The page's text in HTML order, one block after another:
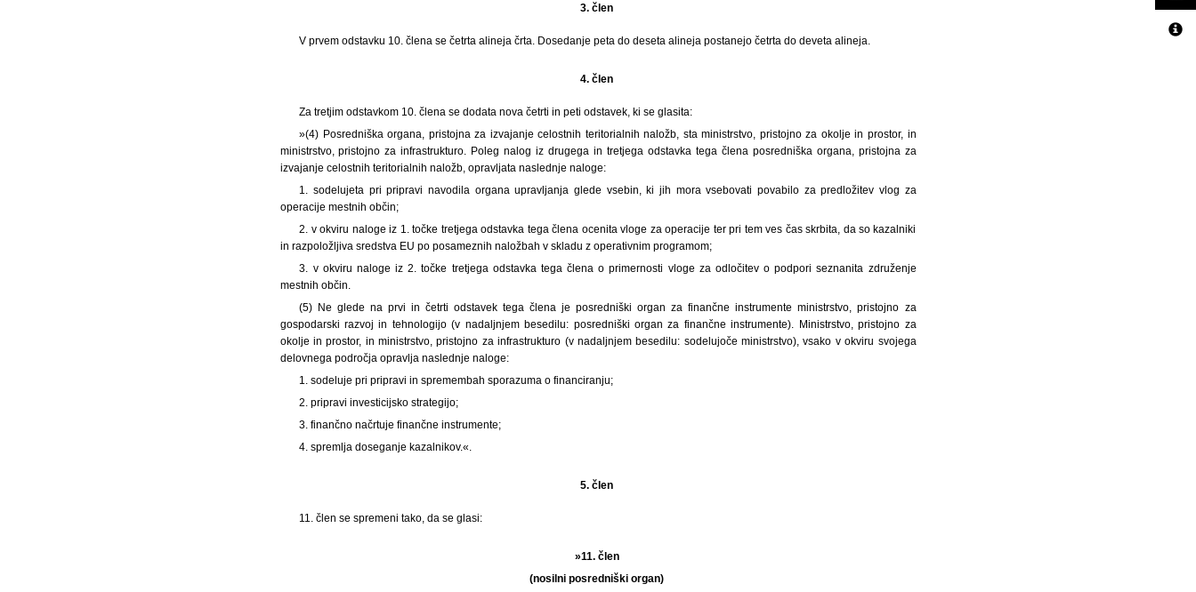
3. člen
V prvem odstavku 10. člena se četrta alineja črta. Dosedanje peta do deseta alineja postanejo četrta do deveta alineja.
4. člen
Za tretjim odstavkom 10. člena se dodata nova četrti in peti odstavek, ki se glasita:
»(4) Posredniška organa, pristojna za izvajanje celostnih teritorialnih naložb, sta ministrstvo, pristojno za okolje in prostor, in
ministrstvo, pristojno za infrastrukturo. Poleg nalog iz drugega in tretjega odstavka tega člena posredniška organa, pristojna za
izvajanje celostnih teritorialnih naložb, opravljata naslednje naloge:
1. sodelujeta pri pripravi navodila organa upravljanja glede vsebin, ki jih mora vsebovati povabilo za predložitev vlog za
operacije mestnih občin;
2. v okviru naloge iz 1. točke tretjega odstavka tega člena ocenita vloge za operacije ter pri tem ves čas skrbita, da so kazalniki
in razpoložljiva sredstva EU po posameznih naložbah v skladu z operativnim programom;
3. v okviru naloge iz 2. točke tretjega odstavka tega člena o primernosti vloge za odločitev o podpori seznanita združenje
mestnih občin.
(5) Ne glede na prvi in četrti odstavek tega člena je posredniški organ za finančne instrumente ministrstvo, pristojno za
gospodarski razvoj in tehnologijo (v nadaljnjem besedilu: posredniški organ za finančne instrumente). Ministrstvo, pristojno za
okolje in prostor, in ministrstvo, pristojno za infrastrukturo (v nadaljnjem besedilu: sodelujoče ministrstvo), vsako v okviru svojega
delovnega področja opravlja naslednje naloge:
1. sodeluje pri pripravi in spremembah sporazuma o financiranju;
2. pripravi investicijsko strategijo;
3. finančno načrtuje finančne instrumente;
4. spremlja doseganje kazalnikov.«.
5. člen
11. člen se spremeni tako, da se glasi:
»11. člen
(nosilni posredniški organ)